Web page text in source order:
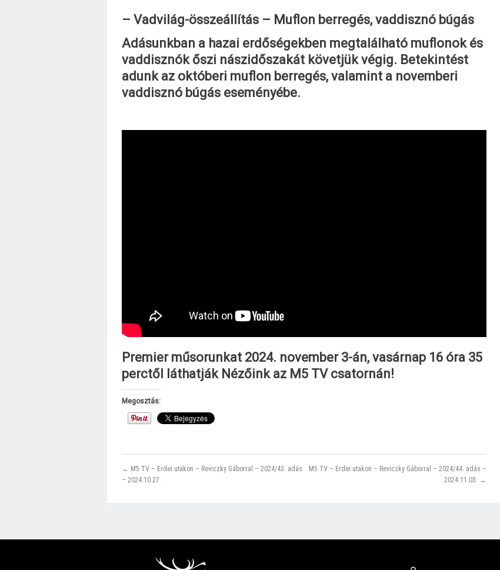
– Vadvilág-összeállítás – Muflon berregés, vaddisznó búgás
Adásunkban a hazai erdőségekben megtalálható muflonok és
vaddisznók őszi nászidőszakát követjük végig. Betekintést
adunk az októberi muflon berregés, valamint a novemberi
vaddisznó búgás eseményébe.
Premier műsorunkat 2024. november 3-án, vasárnap 16 óra 35
perctől láthatják Nézőink az M5 TV csatornán!
Megosztás:
← M5 TV – Erdei utakon – Reviczky Gáborral – 2024/43. adás
– 2024.10.27.
M5 TV – Erdei utakon – Reviczky Gáborral – 2024/44. adás –
2024.11.03. →